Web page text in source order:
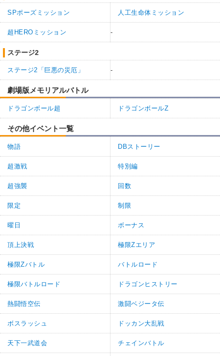
SPポーズミッション 人工生命体ミッション
超HEROミッション -
ステージ2
ステージ2「巨悪の災厄」 -
劇場版メモリアルバトル
ドラゴンボール超 ドラゴンボールZ
その他イベント一覧
物語 DBストーリー
超激戦 特別編
超強襲 回数
限定 制限
曜日 ボーナス
頂上決戦 極限Zエリア
極限Zバトル バトルロード
極限バトルロード ドラゴンヒストリー
熱闘悟空伝 激闘ベジータ伝
ボスラッシュ ドッカン大乱戦
天下一武道会 チェインバトル